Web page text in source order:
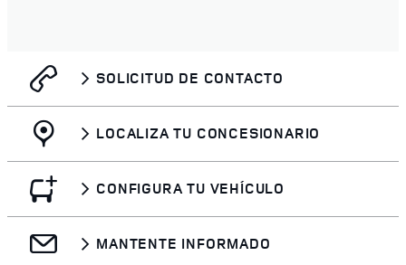
SOLICITUD DE CONTACTO
LOCALIZA TU CONCESIONARIO
CONFIGURA TU VEHÍCULO
MANTENTE INFORMADO